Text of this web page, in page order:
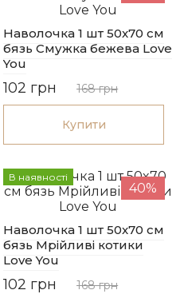
Наволочка 1 шт 50x70 см
бязь Смужка бежева Love
You
102 грн 168 грн
Купити
В наявності
40%
Наволочка 1 шт 50x70 см
бязь Мрійливі котики
Love You
102 грн 168 грн